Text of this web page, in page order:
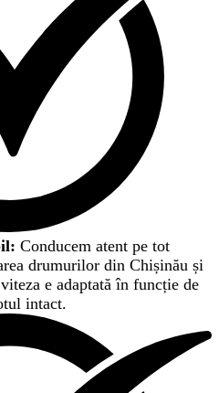
Conducem atent pe tot
drumurilor din Chișinău și
e adaptată în funcție de
intact.